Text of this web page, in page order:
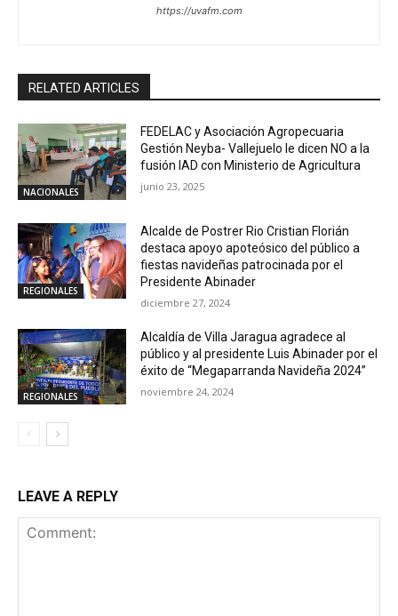
https://uvafm.com
RELATED ARTICLES
NACIONALES
FEDELAC y Asociación Agropecuaria
Gestión Neyba- Vallejuelo le dicen NO a la
fusión IAD con Ministerio de Agricultura
junio 23, 2025
REGIONALES
Alcalde de Postrer Rio Cristian Florián
destaca apoyo apoteósico del público a
fiestas navideñas patrocinada por el
Presidente Abinader
diciembre 27, 2024
REGIONALES
Alcaldía de Villa Jaragua agradece al
público y al presidente Luis Abinader por el
éxito de “Megaparranda Navideña 2024”
noviembre 24, 2024
LEAVE A REPLY